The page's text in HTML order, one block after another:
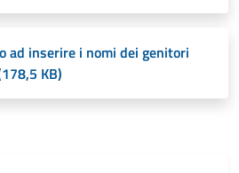
ad inserire i nomi dei genitori
KB)